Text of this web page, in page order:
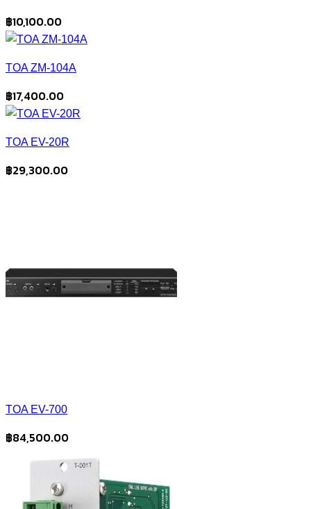
฿10,100.00
TOA ZM-104A
฿17,400.00
TOA EV-20R
฿29,300.00
TOA EV-700
฿84,500.00